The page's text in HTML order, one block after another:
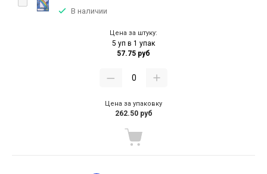
В наличии
Цена за штуку:
5 уп в 1 упак
57.75 руб
Цена за упаковку
262.50 руб